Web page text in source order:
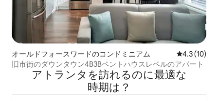
オールドフォースワードのコンドミニアム レビュー10
4.3 (10)
旧市街のダウンタウン4B3Bペントハウスレベルのアパート
アトランタを訪⁠れ⁠るの⁠に最⁠適⁠な
時⁠期⁠は⁠？